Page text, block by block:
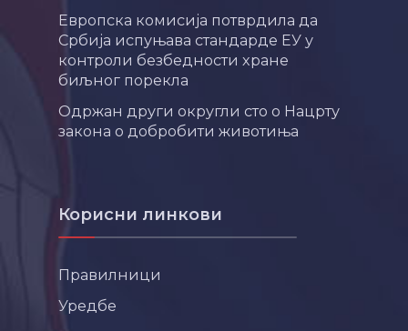
Европска комисија потврдила да
Србија испуњава стандарде ЕУ у
контроли безбедности хране
биљног порекла
Одржан други округли сто о Нацрту
закона о добробити животиња
Корисни линкови
Правилници
Уредбе